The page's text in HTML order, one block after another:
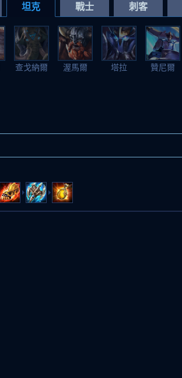
坦克 戰士 刺客
查戈納爾 渥馬爾 塔拉 贊尼爾